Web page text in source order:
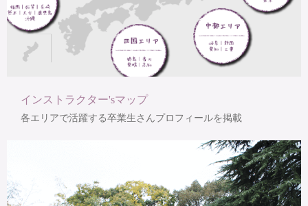
インストラクター'sマップ
各エリアで活躍する卒業生さんプロフィールを掲載